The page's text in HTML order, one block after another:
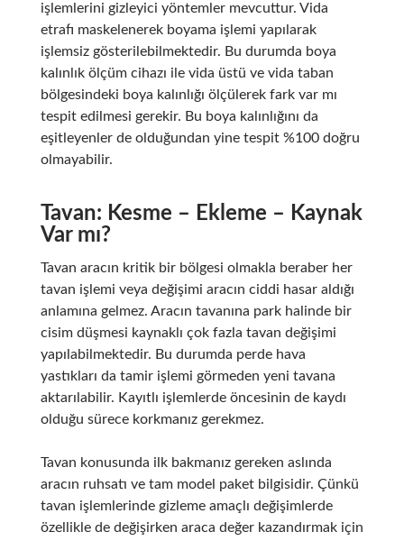
işlemlerini gizleyici yöntemler mevcuttur. Vida
etrafı maskelenerek boyama işlemi yapılarak
işlemsiz gösterilebilmektedir. Bu durumda boya
kalınlık ölçüm cihazı ile vida üstü ve vida taban
bölgesindeki boya kalınlığı ölçülerek fark var mı
tespit edilmesi gerekir. Bu boya kalınlığını da
eşitleyenler de olduğundan yine tespit %100 doğru
olmayabilir.
Tavan: Kesme – Ekleme – Kaynak
Var mı?
Tavan aracın kritik bir bölgesi olmakla beraber her
tavan işlemi veya değişimi aracın ciddi hasar aldığı
anlamına gelmez. Aracın tavanına park halinde bir
cisim düşmesi kaynaklı çok fazla tavan değişimi
yapılabilmektedir. Bu durumda perde hava
yastıkları da tamir işlemi görmeden yeni tavana
aktarılabilir. Kayıtlı işlemlerde öncesinin de kaydı
olduğu sürece korkmanız gerekmez.
Tavan konusunda ilk bakmanız gereken aslında
aracın ruhsatı ve tam model paket bilgisidir. Çünkü
tavan işlemlerinde gizleme amaçlı değişimlerde
özellikle de değişirken araca değer kazandırmak için